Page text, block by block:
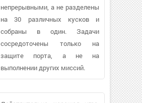
непрерывными, а не разделены
на 30 различных кусков и
собраны в один. Задачи
сосредоточены только на
защите порта, а не на
выполнении других миссий.